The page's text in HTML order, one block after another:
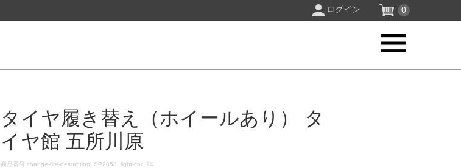
ログイン 0
タイヤ履き替え（ホイールあり） タ
イヤ館 五所川原
DETAILS
商品番号change-tire-desorption_SP2053_light-car_14